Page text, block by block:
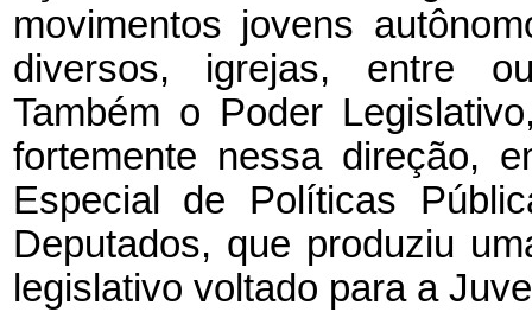
movimentos jovens
diversos, igrejas, entre
Também o Poder
fortemente nessa direção,
Especial de Políticas
Deputados, que produziu
legislativo voltado para a